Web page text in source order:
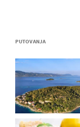
PUTOVANJA